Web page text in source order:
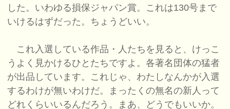
した。いわゆる損保ジャパン賞。これは130号まで
いけるはずだった。ちょうどいい。
これ入選している作品・人たちを見ると、けっこ
うよく見かけるひとたちですよ。各著名団体の猛者
が出品しています。これじゃ、わたしなんかが入選
するわけが無いわけだ。まったくの無名の新人って
どれくらいいるんだろう。まあ、どうでもいいか。